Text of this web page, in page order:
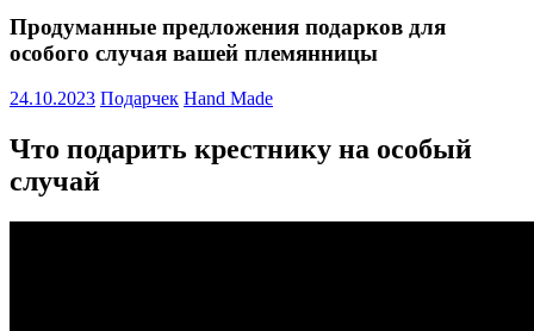
Продуманные предложения подарков для
особого случая вашей племянницы
24.10.2023 Подарчек Hand Made
Что подарить крестнику на особый
случай